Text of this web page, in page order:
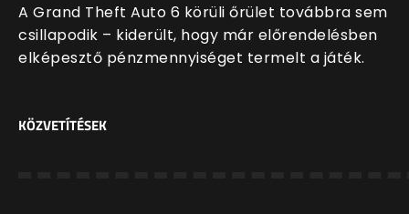
A Grand Theft Auto 6 körüli őrület továbbra sem
csillapodik – kiderült, hogy már előrendelésben
elképesztő pénzmennyiséget termelt a játék.
KÖZVETÍTÉSEK